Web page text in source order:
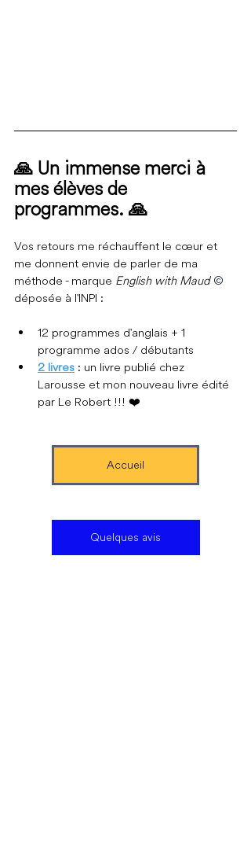
🙏 Un immense merci à
mes élèves de
programmes. 🙏
Vos retours me réchauffent le cœur et
me donnent envie de parler de ma
méthode - marque English with Maud ©
déposée à l'INPI :
12 programmes d'anglais + 1
programme ados / débutants
2 livres : un livre publié chez
Larousse et mon nouveau livre édité
par Le Robert !!!  ❤️
Accueil
Quelques avis